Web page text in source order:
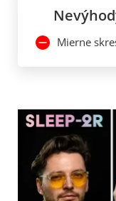
Mierne